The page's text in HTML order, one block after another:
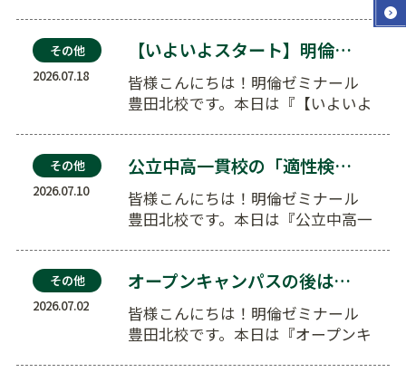
その他
2026.07.18
【いよいよスタート】明倫の夏期講習会。涼しい自習室…
皆様こんにちは！明倫ゼミナール
豊田北校です。本日は『【いよいよ
その他
2026.07.10
公立中高一貫校の「適性検査」対策も！小5・小6の夏…
皆様こんにちは！明倫ゼミナール
豊田北校です。本日は『公立中高一
その他
2026.07.02
オープンキャンパスの後は？志望校から逆算する夏の学…
皆様こんにちは！明倫ゼミナール
豊田北校です。本日は『オープンキ